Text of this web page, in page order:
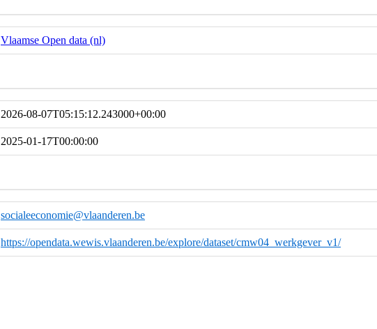
Vlaamse Open data (nl)
2026-08-07T05:15:12.243000+00:00
2025-01-17T00:00:00
socialeeconomie@vlaanderen.be
https://opendata.wewis.vlaanderen.be/explore/dataset/cmw04_werkgever_v1/